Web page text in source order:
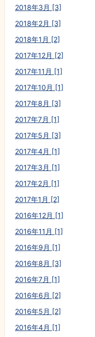
2018年3月 [3]
2018年2月 [3]
2018年1月 [2]
2017年12月 [2]
2017年11月 [1]
2017年10月 [1]
2017年8月 [3]
2017年7月 [1]
2017年5月 [3]
2017年4月 [1]
2017年3月 [1]
2017年2月 [1]
2017年1月 [2]
2016年12月 [1]
2016年11月 [1]
2016年9月 [1]
2016年8月 [3]
2016年7月 [1]
2016年6月 [2]
2016年5月 [2]
2016年4月 [1]